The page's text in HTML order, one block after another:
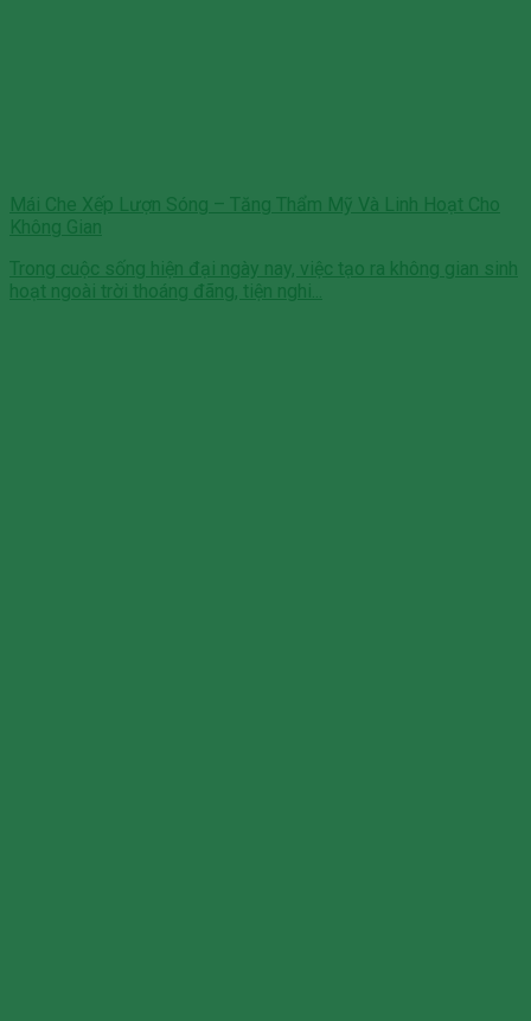
Mái Che Xếp Lượn Sóng – Tăng Thẩm Mỹ Và Linh Hoạt Cho
Không Gian
Trong cuộc sống hiện đại ngày nay, việc tạo ra không gian sinh
hoạt ngoài trời thoáng đãng, tiện nghi...